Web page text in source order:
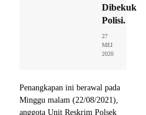
Dibekuk
Polisi.
27
MEI
2020
Penangkapan ini berawal pada
Minggu malam (22/08/2021),
anggota Unit Reskrim Polsek